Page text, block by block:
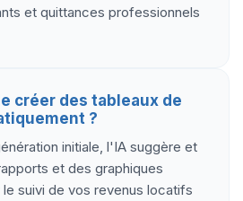
et quittances professionnels
créer des tableaux de
?
initiale, l'IA suggère et
et des graphiques
suivi de vos revenus locatifs